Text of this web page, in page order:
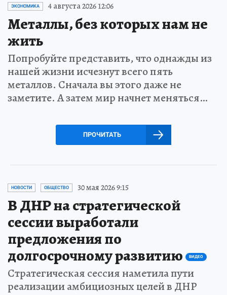
ЭКОНОМИКА 4 августа 2026 12:06
Металлы, без которых нам не
жить
Попробуйте представить, что однажды из
нашей жизни исчезнут всего пять
металлов. Сначала вы этого даже не
заметите. А затем мир начнет меняться…
ПРОЧИТАТЬ
НОВОСТИ ОБЩЕСТВО 30 мая 2026 9:15
В ДНР на стратегической
сессии выработали
предложения по
долгосрочному развитию
ВИДЕО
Стратегическая сессия наметила пути
реализации амбициозных целей в ДНР